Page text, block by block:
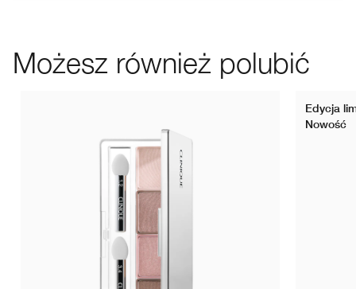
Możesz również polubić
Edycja
Nowość